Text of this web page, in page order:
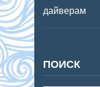
дайверам
ПОИСК